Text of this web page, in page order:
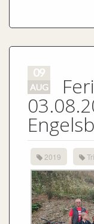
09
AUG
2019